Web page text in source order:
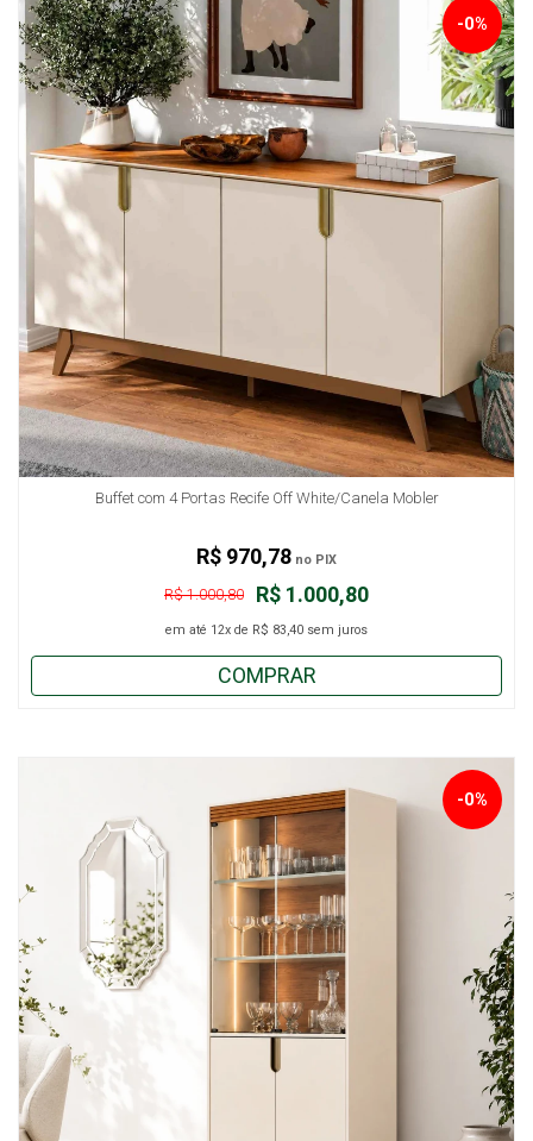
Buffet com 4 Portas Recife Off White/Canela Mobler
R$ 1.000,80
R$ 1.000,80
-0%
em até 12x de R$ 83,40 sem juros
R$ 970,78 no PIX
COMPRAR
-0%